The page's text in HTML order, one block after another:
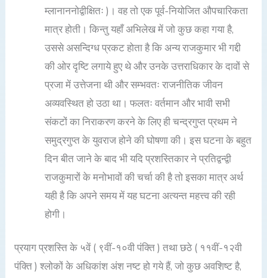
म्लानाननोद्वीक्षितः )। वह तो एक पूर्व-नियोजित औपचारिकता
मात्र होती। किन्तु यहाँ अभिलेख में जो कुछ कहा गया है,
उससे असन्दिग्ध प्रकट होता है कि अन्य राजकुमार भी गद्दी
की ओर दृष्टि लगाये हुए थे और उनके उत्तराधिकार के दावों से
प्रजा में उत्तेजना थी और सम्भवतः राजनीतिक जीवन
अव्यवस्थित हो उठा था। फलतः वर्तमान और भावी सभी
संकटों का निराकरण करने के लिए ही चन्द्रगुप्त प्रथम ने
समुद्रगुप्त के युवराज होने की घोषणा की। इस घटना के बहुत
दिन बीत जाने के बाद भी यदि प्रशस्तिकार ने प्रतिद्वन्द्वी
राजकुमारों के मनोभावों की चर्चा की है तो इसका मात्र अर्थ
यही है कि अपने समय में यह घटना अत्यन्त महत्त्व की रही
होगी।
प्रयाग प्रशस्ति के ५वें ( ९वीं-१०वी पंक्ति ) तथा छठे ( ११वीं-१२वी
पंक्ति ) श्लोकों के अधिकांश अंश नष्ट हो गये हैं, जो कुछ अवशिष्ट है,